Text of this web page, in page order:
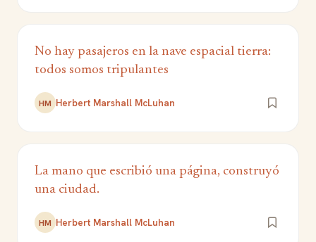
No hay pasajeros en la nave espacial tierra:
todos somos tripulantes
HM Herbert Marshall McLuhan
La mano que escribió una página, construyó
una ciudad.
HM Herbert Marshall McLuhan